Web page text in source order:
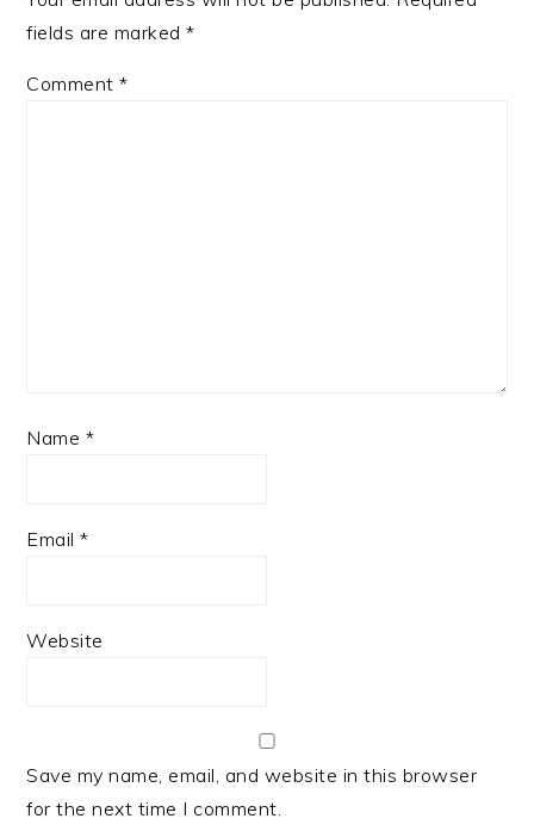
fields are marked*
Comment*
Name *
Email*
Website
Save my name, email, and website in this browser
for the next time I comment.